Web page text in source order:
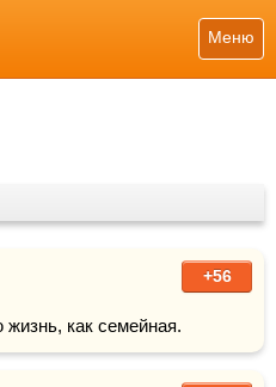
Меню
+56
жизнь, как семейная.